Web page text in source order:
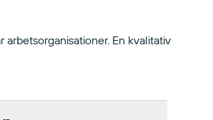
En kvalitativ